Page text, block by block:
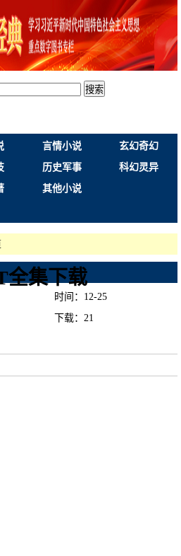
搜索
言情小说
玄幻奇幻
历史军事
科幻灵异
其他小说
全集下载
时间：12-25
下载： 21